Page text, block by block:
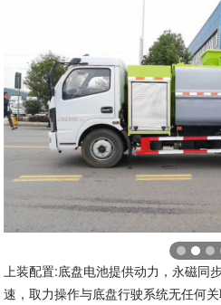
上装配置:底盘电池提供动力，永磁同
速，取力操作与底盘行驶系统无任何